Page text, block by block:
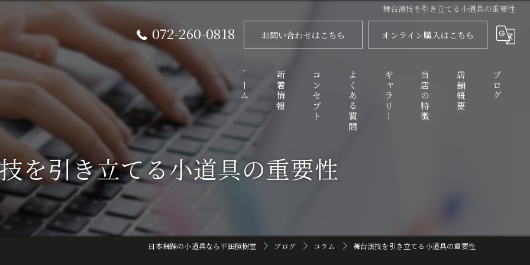
舞台演技を引き立てる小道具の重要性
072-260-0818 お問い合わせはこちら オンライン購入はこちら
ホーム 新着情報 コンセプト
代表あいさつ
よくある質問 ギャラリー 当店の特徴
踊り傘
店舗概要 ブログ
を引き立てる小道具の重要性
日本舞踊の小道具なら平田照樹堂 ブログ コラム 舞台演技を引き立てる小道具の重要性